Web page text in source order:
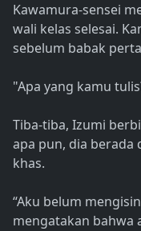
Kawamura-sensei
wali kelas selesai.
sebelum babak
"Apa yang kamu
Tiba-tiba, Izumi
apa pun, dia berada
khas.
“Aku belum
mengatakan bahwa